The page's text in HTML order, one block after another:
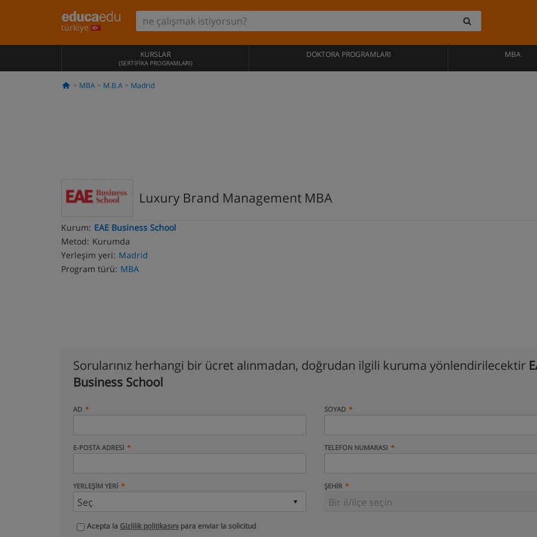
türkiye
KURSLAR
(SERTIFIKA PROGRAMLARI)
DOKTORA PROGRAMLARI MBA
MBA M.B.A Madrid
Luxury Brand Management MBA
Kurum: EAE Business School
Metod: Kurumda
Yerleşim yeri: Madrid
Program türü: MBA
Sorularınız herhangi bir ücret alınmadan, doğrudan ilgili kuruma yönlendirilecektir
Business School
AD SOYAD
E-POSTA ADRESI TELEFON NUMARASI
YERLEŞIM YERI ŞEHIR
Acepta la Gizlilik politikasını para enviar la solicitud